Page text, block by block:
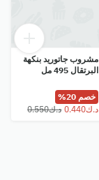
مشروب جاتوريد بنكهة
البرتقال 495 مل
خصم 20%
⁦د.ك0.550⁩